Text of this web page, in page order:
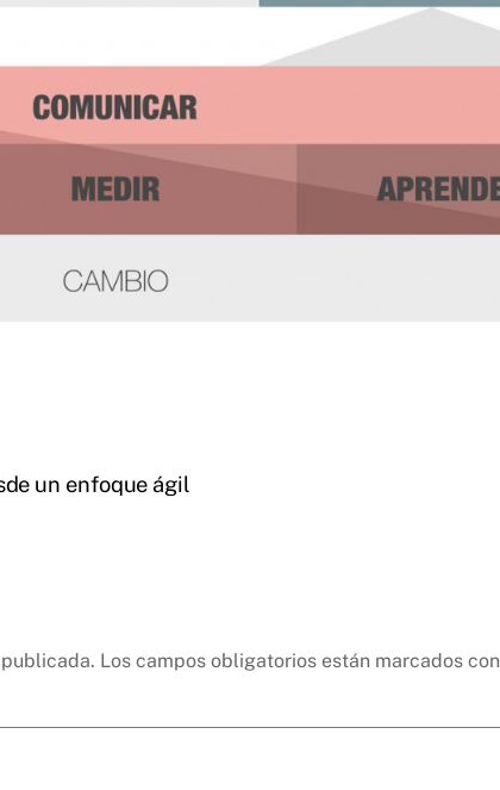
un enfoque ágil
Los campos obligatorios están marcados con